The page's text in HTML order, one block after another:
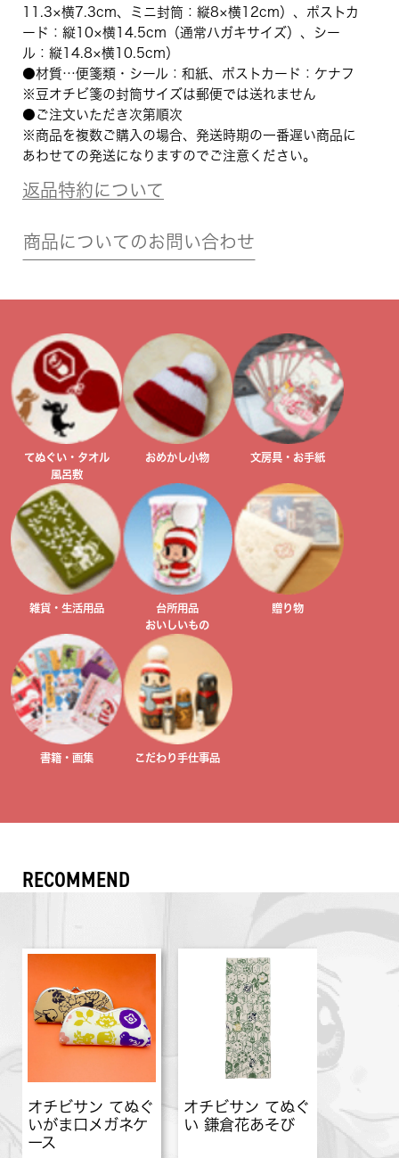
11.3×横7.3cm、ミニ封筒：縦8×横12cm）、ポストカ
ード：縦10×横14.5cm（通常ハガキサイズ）、シー
ル：縦14.8×横10.5cm）
●材質…便箋類・シール：和紙、ポストカード：ケナフ
※豆オチビ箋の封筒サイズは郵便では送れません
●ご注文いただき次第順次
※商品を複数ご購入の場合、発送時期の一番遅い商品に
あわせての発送になりますのでご注意ください。
返品特約について
商品についてのお問い合わせ
てぬぐい・タオル
風呂敷
おめかし小物 文房具・お手紙
雑貨・生活用品
台所用品
おいしいもの
贈り物
書籍・画集 こだわり手仕事品
RECOMMEND
オチビサン てぬぐ
いがま口メガネケ
ース
オチビサン てぬぐ
い 鎌倉花あそび